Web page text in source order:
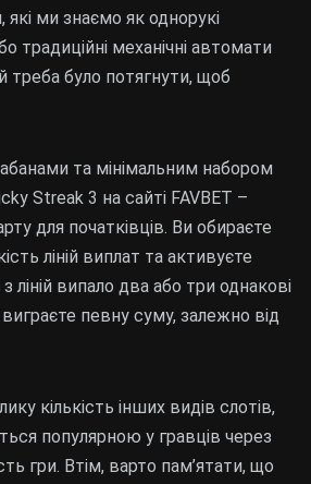
ми знаємо як однорукі
традиційні механічні автомати
треба було потягнути, щоб
та мінімальним набором
Streak 3 на сайті FAVBET –
для початківців. Ви обираєте
ліній виплат та активуєте
ліній випало два або три однакові
певну суму, залежно від
кількість інших видів слотів,
популярною у гравців через
гри. Втім, варто пам’ятати, що